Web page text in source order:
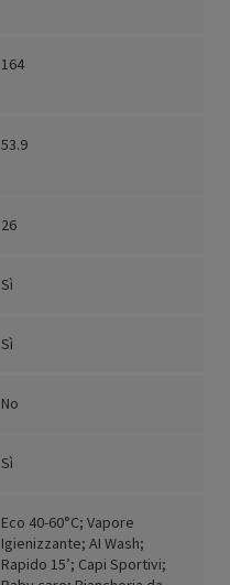
164
53.9
26
Sì
Sì
No
Sì
Eco 40-60°C; Vapore
Igienizzante; AI Wash;
Rapido 15’; Capi Sportivi;